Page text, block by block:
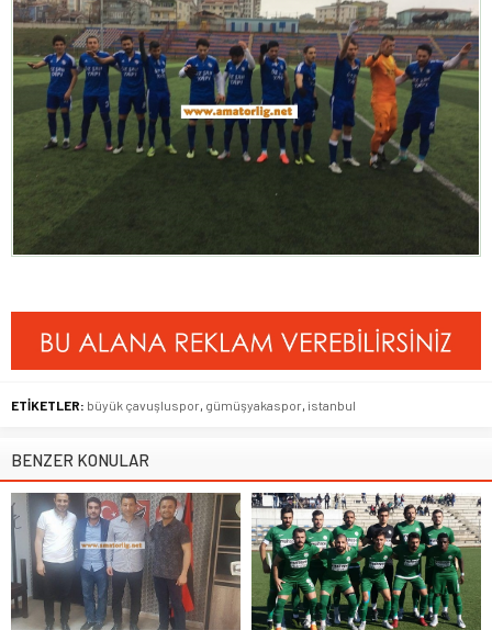
ETİKETLER: büyük çavuşluspor gümüşyakaspor istanbul
BENZER KONULAR